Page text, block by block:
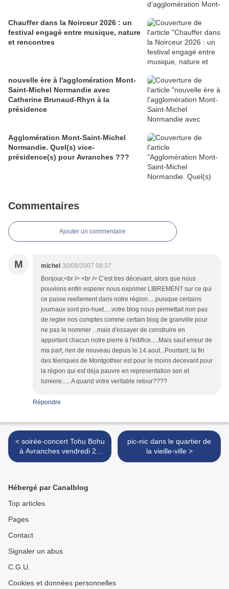
Chauffer dans la Noirceur 2026 : un
festival engagé entre musique, nature
et rencontres
nouvelle ère à l'agglomération Mont-
Saint-Michel Normandie avec
Catherine Brunaud-Rhyn à la
présidence
Agglomération Mont-Saint-Michel
Normandie. Quel(s) vice-
présidence(s) pour Avranches ???
Commentaires
Ajouter un commentaire
M michel 30/08/2007 08:37
Bonjour,<br /> <br /> C'est tres décevant, alors que nous
pouvions enfin esperer nous exprimer LIBREMENT sur ce qui
ce passe reellement dans notre région.....puisque certains
journaux sont pro-huet.....votre blog nous permettait non pas
de regler nos comptes comme certain blog de granville pour
ne pas le nommer ...mais d'essayer de construire en
apportant chacun notre pierre à l'edifice.....Mais sauf erreur de
ma part, rien de nouveau depuis le 14 aout...Pourtant, la fin
des féeriques de Montgothier est pour le moins decevant pour
la région qui est déja pauvre en representation son et
lumiere......A quand votre veritable retour????
Répondre
< soirée-concert Tohu Bohu
à Avranches vendredi 27
juillet
pic-nic dans le quartier de
la vieille-ville >
Hébergé par Canalblog
Top articles
Pages
Contact
Signaler un abus
C.G.U.
Cookies et données personnelles